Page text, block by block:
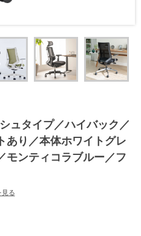
ュタイプ／ハイバック／
あり／本体ホワイトグレ
モンティコラブルー／フ
見る